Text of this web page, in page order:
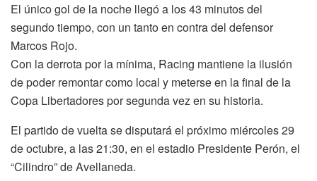
El único gol de la noche llegó a los 43 minutos del
segundo tiempo, con un tanto en contra del defensor
Marcos Rojo.
Con la derrota por la mínima, Racing mantiene la ilusión
de poder remontar como local y meterse en la final de la
Copa Libertadores por segunda vez en su historia.
El partido de vuelta se disputará el próximo miércoles 29
de octubre, a las 21:30, en el estadio Presidente Perón, el
“Cilindro” de Avellaneda.